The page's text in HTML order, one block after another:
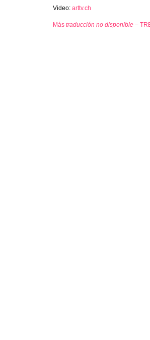
Video: arttv.ch
Más traducción no disponible –